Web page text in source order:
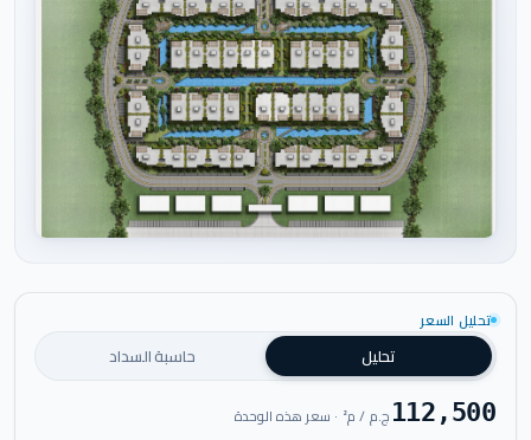
تحليل السعر
تحليل حاسبة السداد
112,500ج.م / م² · سعر هذه الوحدة